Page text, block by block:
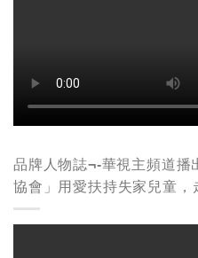
品牌人物誌¬-華視主頻道播
協會」用愛扶持失家兒童，